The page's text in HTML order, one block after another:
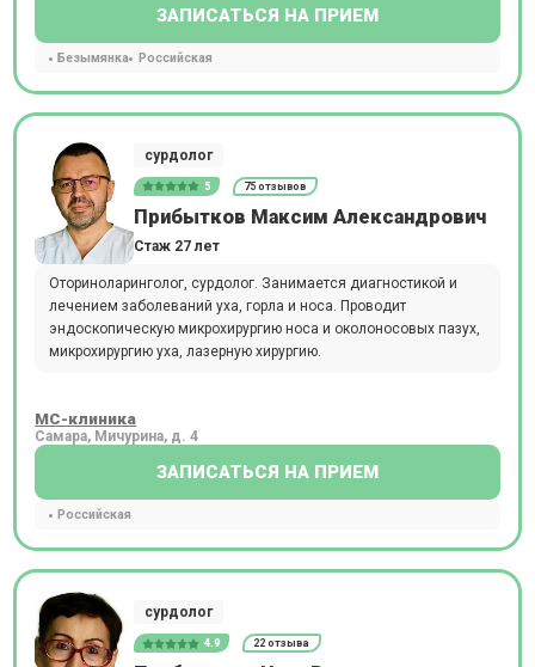
ЗАПИСАТЬСЯ НА ПРИЕМ
Безымянка Российская
сурдолог
5 75 отзывов
Прибытков Максим Александрович
Стаж 27 лет
Оториноларинголог, сурдолог. Занимается диагностикой и
лечением заболеваний уха, горла и носа. Проводит
эндоскопическую микрохирургию носа и околоносовых пазух,
микрохирургию уха, лазерную хирургию.
МС-клиника
Самара, Мичурина, д. 4
ЗАПИСАТЬСЯ НА ПРИЕМ
Российская
сурдолог
4.9 22 отзыва